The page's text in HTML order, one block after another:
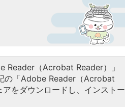
Reader（Acrobat Reader）」
の「Adobe Reader（Acrobat
をダウンロードし、インストー